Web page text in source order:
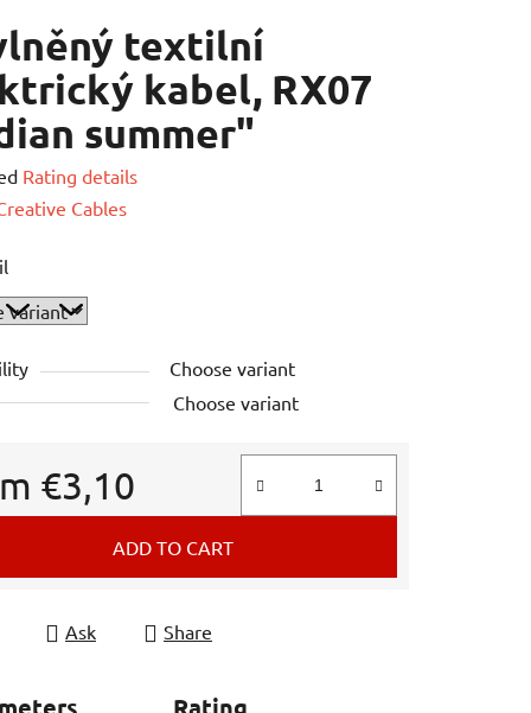
textilní
kabel, RX07
summer"
Rating details
Cables
Choose variant
Choose variant
€3,10
price:
ADD TO CART
Ask Share